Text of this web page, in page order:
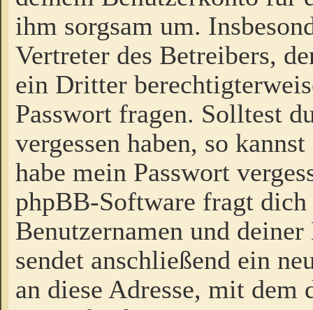
ihm sorgsam um.
Vertreter des Betreibers,
ein Dritter
Passwort fragen. Solltest
vergessen haben, so
habe mein Passwort
phpBB-Software fragt dich
Benutzernamen und
sendet anschließend ein
an diese Adresse, mit dem